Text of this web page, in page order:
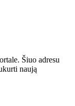
Šiuo adresu
naują